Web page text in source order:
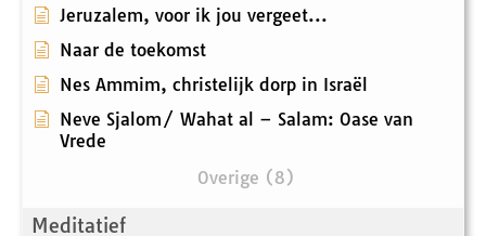
Jeruzalem, voor ik jou vergeet...
Naar de toekomst
Nes Ammim, christelijk dorp in Israël
Neve Sjalom/ Wahat al – Salam: Oase van
Vrede
Overige (8)
Meditatief